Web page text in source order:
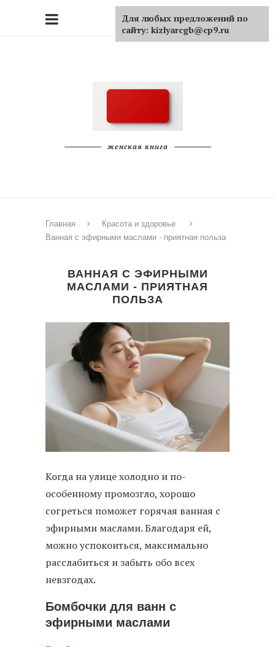
женская книга
Главная
Красота и здоровье
Ванная с эфирными маслами - приятная польза
ВАННАЯ С ЭФИРНЫМИ
МАСЛАМИ - ПРИЯТНАЯ
ПОЛЬЗА
Когда на улице холодно и по-
особенному промозгло, хорошо
согреться поможет горячая ванная с
эфирными маслами. Благодаря ей,
можно успокоиться, максимально
расслабиться и забыть обо всех
невзгодах.
Бомбочки для ванн с
эфирными маслами
Для любых предложений по
сайту: kizlyarcgb@cp9.ru